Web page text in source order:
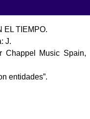
EL TIEMPO.
J.
Chappel Music Spain,
entidades”.